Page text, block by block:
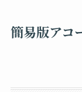
簡易版アコ